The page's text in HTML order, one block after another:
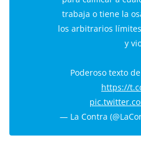
trabaja o tiene la
los arbitrarios
y
Poderoso texto de
https://
— La Contra